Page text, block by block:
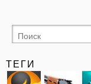
ТЕГИ